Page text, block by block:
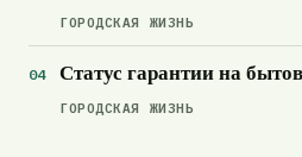
ГОРОДСКАЯ ЖИЗНЬ
Статус гарантии на
ГОРОДСКАЯ ЖИЗНЬ